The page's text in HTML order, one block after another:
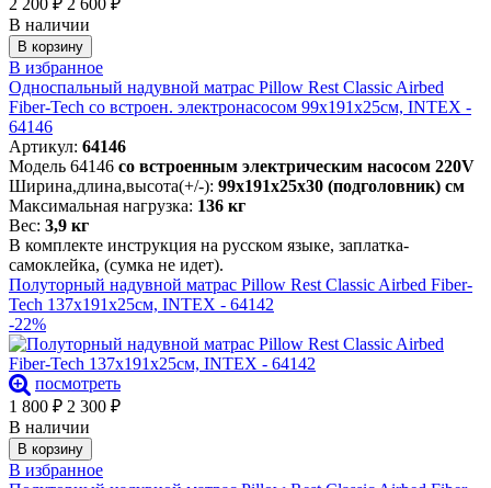
2 200 ₽ 2 600 ₽
В наличии
В корзину
В избранное
Односпальный надувной матрас Pillow Rest Classic Airbed
Fiber-Tech со встроен. электронасосом 99х191х25см, INTEX -
64146
Артикул: 64146
Модель 64146 со встроенным электрическим насосом 220V
Ширина,длина,высота(+/-): 99х191х25х30 (подголовник) см
Максимальная нагрузка: 136 кг
Вес: 3,9 кг
В комплекте инструкция на русском языке, заплатка-
самоклейка, (сумка не идет).
Полуторный надувной матрас Pillow Rest Classic Airbed Fiber-
Tech 137х191х25см, INTEX - 64142
-22%
посмотреть
1 800 ₽ 2 300 ₽
В наличии
В корзину
В избранное